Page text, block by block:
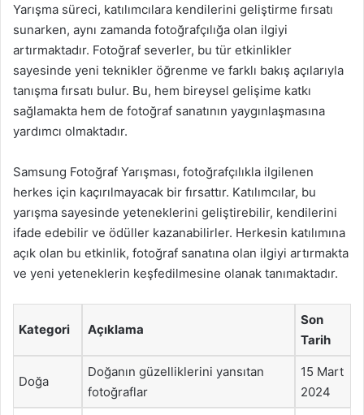
Yarışma süreci, katılımcılara kendilerini geliştirme fırsatı
sunarken, aynı zamanda fotoğrafçılığa olan ilgiyi
artırmaktadır. Fotoğraf severler, bu tür etkinlikler
sayesinde yeni teknikler öğrenme ve farklı bakış açılarıyla
tanışma fırsatı bulur. Bu, hem bireysel gelişime katkı
sağlamakta hem de fotoğraf sanatının yaygınlaşmasına
yardımcı olmaktadır.
Samsung Fotoğraf Yarışması, fotoğrafçılıkla ilgilenen
herkes için kaçırılmayacak bir fırsattır. Katılımcılar, bu
yarışma sayesinde yeteneklerini geliştirebilir, kendilerini
ifade edebilir ve ödüller kazanabilirler. Herkesin katılımına
açık olan bu etkinlik, fotoğraf sanatına olan ilgiyi artırmakta
ve yeni yeteneklerin keşfedilmesine olanak tanımaktadır.
Kategori Açıklama
Son
Tarih
Doğa
Doğanın güzelliklerini yansıtan
fotoğraflar
15 Mart
2024